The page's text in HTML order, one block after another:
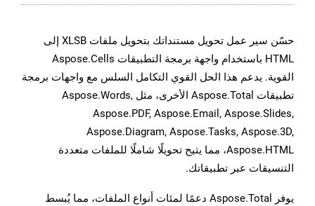
حسّن سير عمل تحويل مستنداتك بتحويل ملفات XLSB إلى
HTML باستخدام واجهة برمجة التطبيقات Aspose.Cells
القوية. يدعم هذا الحل القوي التكامل السلس مع واجهات برمجة
تطبيقات Aspose.Total الأخرى، مثل Aspose.Words,
Aspose.PDF, Aspose.Email, Aspose.Slides,
Aspose.Diagram, Aspose.Tasks, Aspose.3D,
Aspose.HTML، مما يتيح تحويلًا شاملًا للملفات متعددة
التنسيقات عبر تطبيقاتك.
يوفر Aspose.Total دعمًا لمئات أنواع الملفات، مما يُبسط